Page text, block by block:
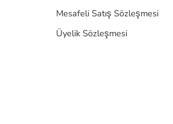
Mesafeli Satış Sözleşmesi
Üyelik Sözleşmesi